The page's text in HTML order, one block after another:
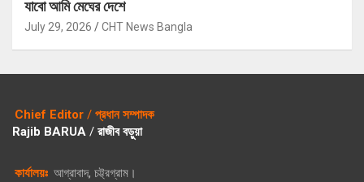
যাবো আমি মেঘের দেশে
July 29, 2026 CHT News Bangla
Chief Editor / প্রধান সম্পাদক
Rajib BARUA / রাজীব বড়ুয়া
কার্যালয়ঃ আগ্রাবাদ, চট্ট্রগ্রাম।